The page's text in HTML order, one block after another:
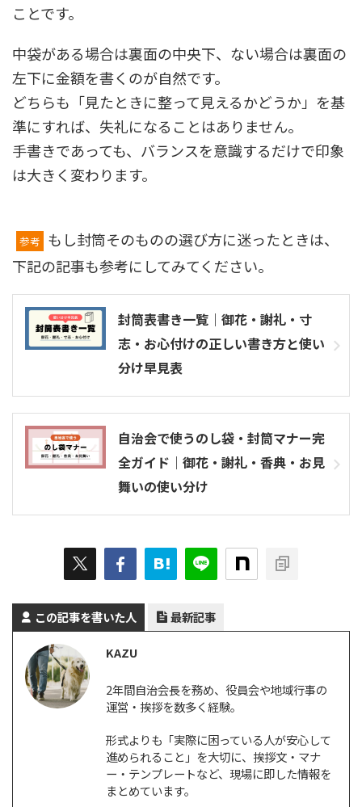
ことです。
中袋がある場合は裏面の中央下、ない場合は裏面の
左下に金額を書くのが自然です。
どちらも「見たときに整って見えるかどうか」を基
準にすれば、失礼になることはありません。
手書きであっても、バランスを意識するだけで印象
は大きく変わります。
参考 もし封筒そのものの選び方に迷ったときは、
下記の記事も参考にしてみてください。
封筒表書き一覧｜御花・謝礼・寸
志・お心付けの正しい書き方と使い
分け早見表
自治会で使うのし袋・封筒マナー完
全ガイド｜御花・謝礼・香典・お見
舞いの使い分け
この記事を書いた人 最新記事
KAZU
2年間自治会長を務め、役員会や地域行事の
運営・挨拶を数多く経験。
形式よりも「実際に困っている人が安心して
進められること」を大切に、挨拶文・マナ
ー・テンプレートなど、現場に即した情報を
まとめています。